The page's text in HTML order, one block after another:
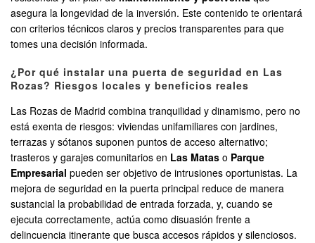
asegura la longevidad de la inversión. Este contenido te orientará
con criterios técnicos claros y precios transparentes para que
tomes una decisión informada.
¿Por qué instalar una puerta de seguridad en Las
Rozas? Riesgos locales y beneficios reales
Las Rozas de Madrid combina tranquilidad y dinamismo, pero no
está exenta de riesgos: viviendas unifamiliares con jardines,
terrazas y sótanos suponen puntos de acceso alternativo;
trasteros y garajes comunitarios en Las Matas o Parque
Empresarial pueden ser objetivo de intrusiones oportunistas. La
mejora de seguridad en la puerta principal reduce de manera
sustancial la probabilidad de entrada forzada, y, cuando se
ejecuta correctamente, actúa como disuasión frente a
delincuencia itinerante que busca accesos rápidos y silenciosos.